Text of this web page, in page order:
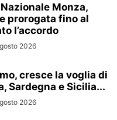
Monza,
prorogata fino al
l’accordo
2026
cresce la voglia di
Sardegna e Sicilia...
2026